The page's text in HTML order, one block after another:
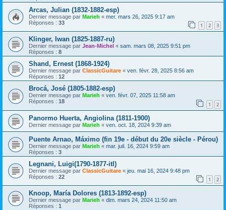
Arcas, Julian (1832-1882-esp)
Dernier message par Marieh « mer. mars 26, 2025 9:17 am
Réponses : 33 1 2 3
Klinger, Iwan (1825-1887-ru)
Dernier message par Jean-Michel « sam. mars 08, 2025 9:51 pm
Réponses : 8
Shand, Ernest (1868-1924)
Dernier message par ClassicGuitare « ven. févr. 28, 2025 8:56 am
Réponses : 12
Brocá, José (1805-1882-esp)
Dernier message par Marieh « ven. févr. 07, 2025 11:58 am
Réponses : 18 1 2
Panormo Huerta, Angiolina (1811-1900)
Dernier message par Marieh « ven. oct. 18, 2024 9:39 am
Puente Arnao, Máximo (fin 19e - début du 20e siècle - Pérou)
Dernier message par Marieh « mar. juil. 16, 2024 9:59 am
Réponses : 3
Legnani, Luigi(1790-1877-itl)
Dernier message par ClassicGuitare « jeu. mai 16, 2024 9:48 pm
Réponses : 22 1 2
Knoop, María Dolores (1813-1892-esp)
Dernier message par Marieh « dim. mars 24, 2024 11:50 am
Réponses : 1